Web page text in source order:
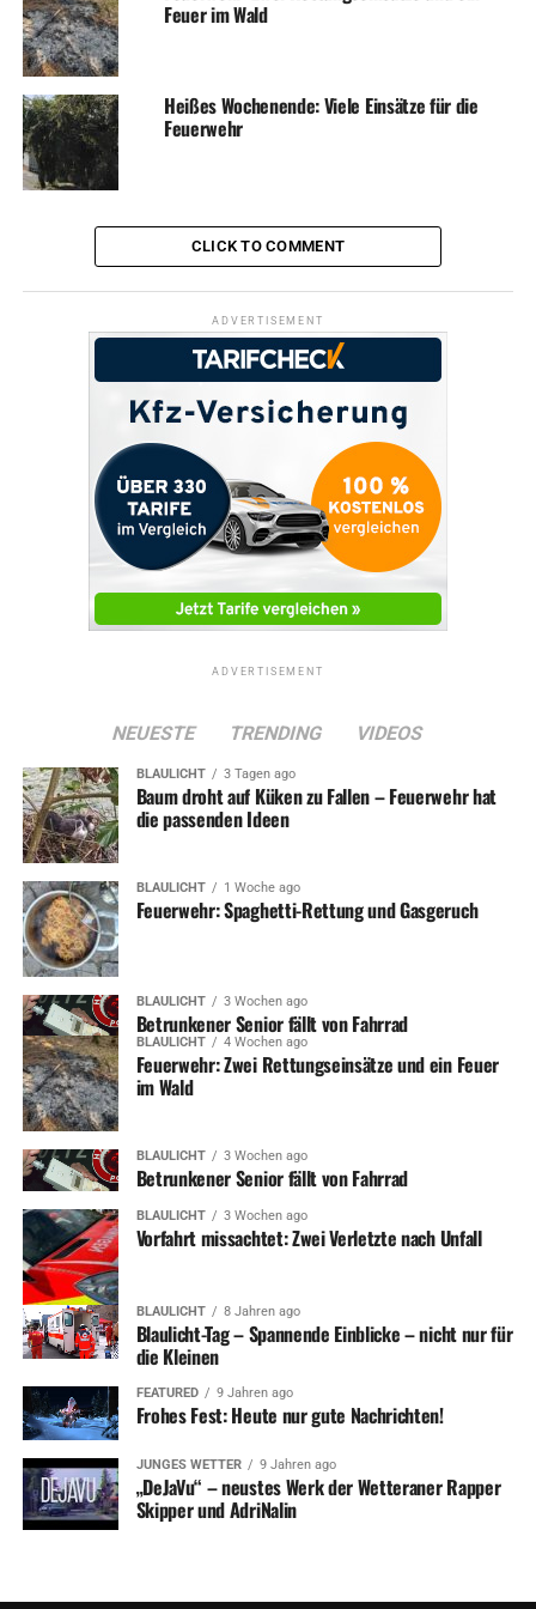
ADVERTISEMENT
RELATED TOPICS: KULTUR KUNST
„Wetter Sibirisch“ – eine wahrhaft coole Strandparty
DON'T MISS
Probefahrt des Schreckens – drei Menschen verletzt
Feuer im Wald
Heißes Wochenende: Viele Einsätze für die
Feuerwehr
CLICK TO COMMENT
ADVERTISEMENT
ADVERTISEMENT
NEUESTE TRENDING VIDEOS
BLAULICHT 3 Tagen ago
Baum droht auf Küken zu Fallen – Feuerwehr hat
die passenden Ideen
BLAULICHT 1 Woche ago
Feuerwehr: Spaghetti-Rettung und Gasgeruch
BLAULICHT 3 Wochen ago
Betrunkener Senior fällt von Fahrrad
BLAULICHT 4 Wochen ago
Feuerwehr: Zwei Rettungseinsätze und ein Feuer
im Wald
BLAULICHT 3 Wochen ago
Betrunkener Senior fällt von Fahrrad
BLAULICHT 3 Wochen ago
Vorfahrt missachtet: Zwei Verletzte nach Unfall
BLAULICHT 8 Jahren ago
Blaulicht-Tag – Spannende Einblicke – nicht nur für
die Kleinen
FEATURED 9 Jahren ago
Frohes Fest: Heute nur gute Nachrichten!
JUNGES WETTER 9 Jahren ago
„DeJaVu“ – neustes Werk der Wetteraner Rapper
Skipper und AdriNalin